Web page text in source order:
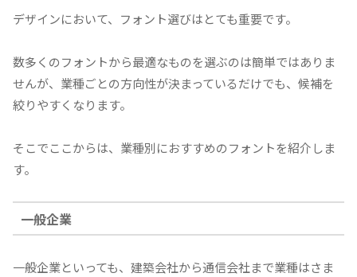
デザインにおいて、フォント選びはとても重要です。
数多くのフォントから最適なものを選ぶのは簡単ではありま
せんが、業種ごとの方向性が決まっているだけでも、候補を
絞りやすくなります。
そこでここからは、業種別におすすめのフォントを紹介しま
す。
一般企業
一般企業といっても、建築会社から通信会社まで業種はさま